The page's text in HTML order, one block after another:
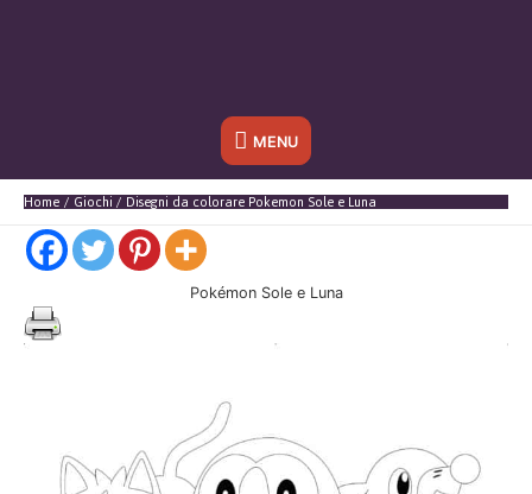
Sotto
l'header
MENU
Home Giochi Disegni da colorare Pokemon Sole e Luna
Pokémon Sole e Luna